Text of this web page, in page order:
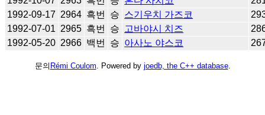
1992-09-17 2964 흑번 승 스기우치 가즈코
1992-07-01 2965 흑번 승 고바야시 치즈
1992-05-20 2966 백번 승 아사노 야스코
문의 Rémi Coulom . Powered by joedb, the C++ database.